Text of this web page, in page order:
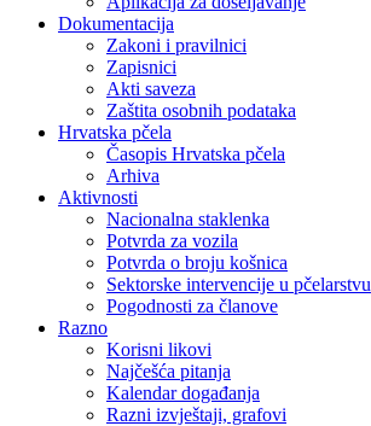
Dokumentacija
Zakoni i pravilnici
Zapisnici
Akti saveza
Zaštita osobnih podataka
Hrvatska pčela
Časopis Hrvatska pčela
Arhiva
Aktivnosti
Nacionalna staklenka
Potvrda za vozila
Potvrda o broju košnica
Sektorske intervencije u pčelarstvu
Pogodnosti za članove
Razno
Korisni likovi
Najčešća pitanja
Kalendar događanja
Razni izvještaji, grafovi